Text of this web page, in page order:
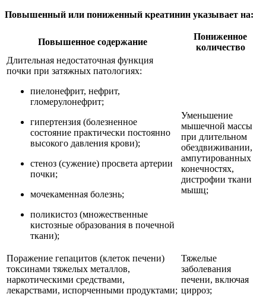
Повышенный или пониженный креатинин указывает на:
Повышенное содержание
Пониженное
количество
Длительная недостаточная функция
почки при затяжных патологиях:
пиелонефрит, нефрит,
гломерулонефрит;
гипертензия (болезненное
состояние практически постоянно
высокого давления крови);
стеноз (сужение) просвета артерии
почки;
мочекаменная болезнь;
поликистоз (множественные
кистозные образования в почечной
ткани);
Уменьшение
мышечной массы
при длительном
обездвиживании,
ампутированных
конечностях,
дистрофии ткани
мышц;
Поражение гепацитов (клеток печени)
токсинами тяжелых металлов,
наркотическими средствами,
лекарствами, испорченными продуктами;
Тяжелые
заболевания
печени, включая
цирроз;